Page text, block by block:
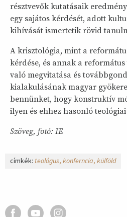
résztvevők kutatásaik
egy sajátos kérdését, adott
kihívását ismertetik rövid
A krisztológia, mint a
kérdése, és annak a
való megvitatása és
kialakulásának magyar
bennünket, hogy konstruktív
ilyen és ehhez hasonló
Szöveg, fotó: IE
címkék: teológus konferncia külföld